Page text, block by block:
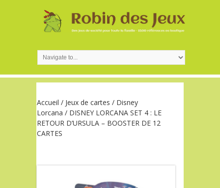
Accueil / Jeux de cartes / Disney
Lorcana / DISNEY LORCANA SET 4 : LE
RETOUR D’URSULA – BOOSTER DE 12
CARTES